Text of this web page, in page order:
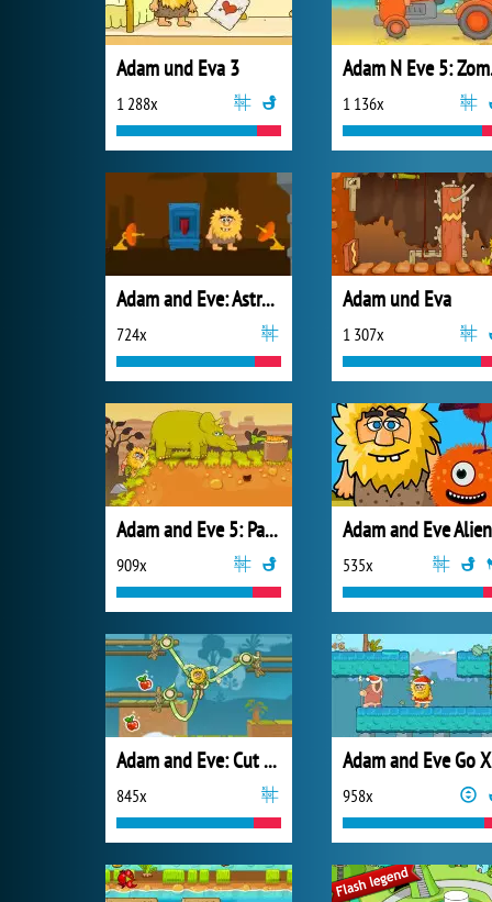
Adam und Eva 3
1 288x 1 136x
Adam and Eve: Astronaut
724x
Adam und Eva
1 307x
Adam and Eve 5: Part 2
909x
Adam and Eve
535x
Adam and Eve: Cut the Ropes
845x 958x